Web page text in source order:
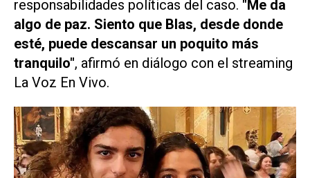
responsabilidades políticas del caso. "Me da
algo de paz. Siento que Blas, desde donde
esté, puede descansar un poquito más
tranquilo", afirmó en diálogo con el streaming
La Voz En Vivo.